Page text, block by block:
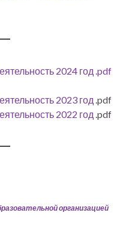
2024 год .pdf
2023 год .pdf
2022 год .pdf
организацией